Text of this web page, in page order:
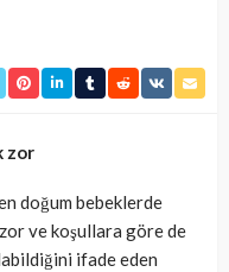
zor
doğum bebeklerde
ve koşullara göre de
ifade eden